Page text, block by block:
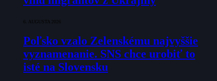
6. AUGUSTA 2026
Poľsko vzalo Zelenskému najvyššie
vyznamenanie. SNS chce urobiť to
isté na Slovensku